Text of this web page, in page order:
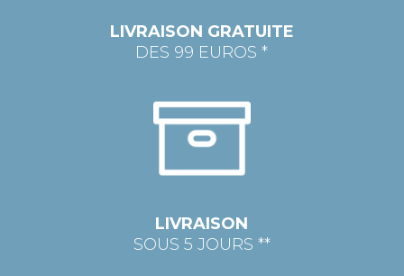
LIVRAISON GRATUITE
DES 99 EUROS *
LIVRAISON
SOUS 5 JOURS **